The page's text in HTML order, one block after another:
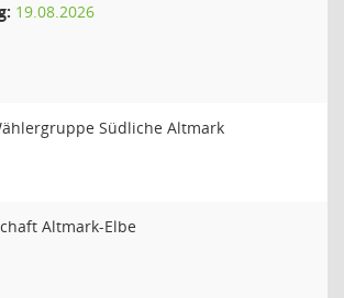
19.08.2026
Südliche Altmark
Altmark-Elbe